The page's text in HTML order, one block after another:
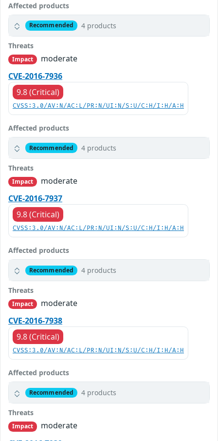
Affected products
Recommended 4 products
Threats
Impact
moderate
CVE-2016-7936
9.8 (Critical)
CVSS:3.0/AV:N/AC:L/PR:N/UI:N/S:U/C:H/I:H/A:H
Affected products
Recommended 4 products
Threats
Impact
moderate
CVE-2016-7937
9.8 (Critical)
CVSS:3.0/AV:N/AC:L/PR:N/UI:N/S:U/C:H/I:H/A:H
Affected products
Recommended 4 products
Threats
Impact
moderate
CVE-2016-7938
9.8 (Critical)
CVSS:3.0/AV:N/AC:L/PR:N/UI:N/S:U/C:H/I:H/A:H
Affected products
Recommended 4 products
Threats
Impact
moderate